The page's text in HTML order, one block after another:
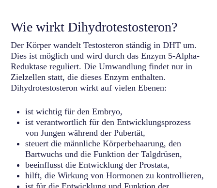
Wie wirkt Dihydrotestosteron?
Der Körper wandelt Testosteron ständig in DHT um.
Dies ist möglich und wird durch das Enzym 5-Alpha-
Reduktase reguliert. Die Umwandlung findet nur in
Zielzellen statt, die dieses Enzym enthalten.
Dihydrotestosteron wirkt auf vielen Ebenen:
ist wichtig für den Embryo,
ist verantwortlich für den Entwicklungsprozess
von Jungen während der Pubertät,
steuert die männliche Körperbehaarung, den
Bartwuchs und die Funktion der Talgdrüsen,
beeinflusst die Entwicklung der Prostata,
hilft, die Wirkung von Hormonen zu kontrollieren,
ist für die Entwicklung und Funktion der